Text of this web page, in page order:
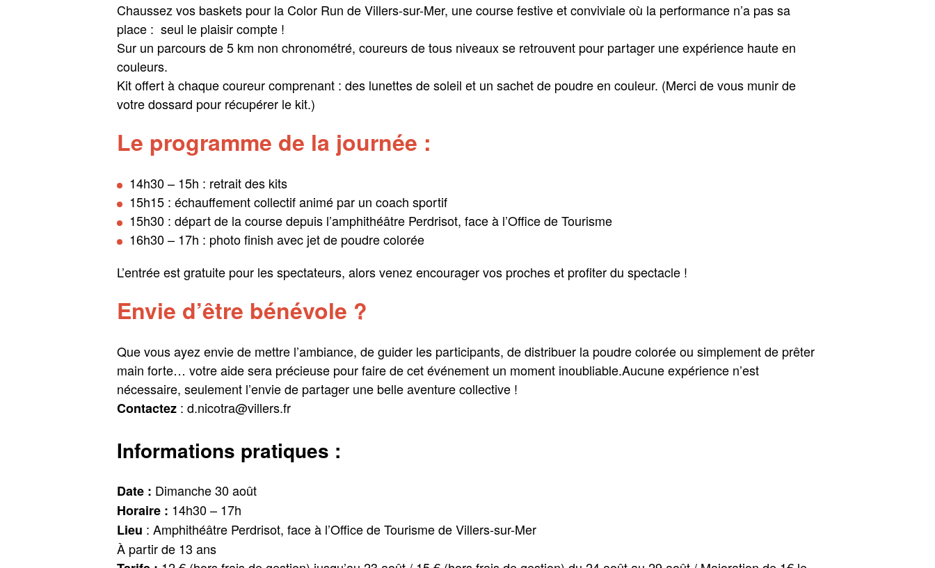
Chaussez vos baskets pour la Color Run de Villers-sur-Mer, une course festive et conviviale où la performance n’a pas sa
place : seul le plaisir compte !
Sur un parcours de 5 km non chronométré, coureurs de tous niveaux se retrouvent pour partager une expérience haute en
couleurs.
Kit offert à chaque coureur comprenant : des lunettes de soleil et un sachet de poudre en couleur. (Merci de vous munir de
votre dossard pour récupérer le kit.)
Le programme de la journée :
14h30 – 15h : retrait des kits
15h15 : échauffement collectif animé par un coach sportif
15h30 : départ de la course depuis l’amphithéâtre Perdrisot, face à l’Office de Tourisme
16h30 – 17h : photo finish avec jet de poudre colorée
L’entrée est gratuite pour les spectateurs, alors venez encourager vos proches et profiter du spectacle !
Envie d’être bénévole ?
Que vous ayez envie de mettre l’ambiance, de guider les participants, de distribuer la poudre colorée ou simplement de prêter
main forte… votre aide sera précieuse pour faire de cet événement un moment inoubliable.Aucune expérience n’est
nécessaire, seulement l’envie de partager une belle aventure collective !
Contactez : d.nicotra@villers.fr
Informations pratiques :
Date : Dimanche 30 août
Horaire : 14h30 – 17h
Lieu : Amphithéâtre Perdrisot, face à l’Office de Tourisme de Villers-sur-Mer
À partir de 13 ans